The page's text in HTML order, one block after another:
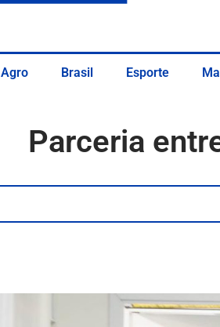
Agro Brasil Esporte
Parceria